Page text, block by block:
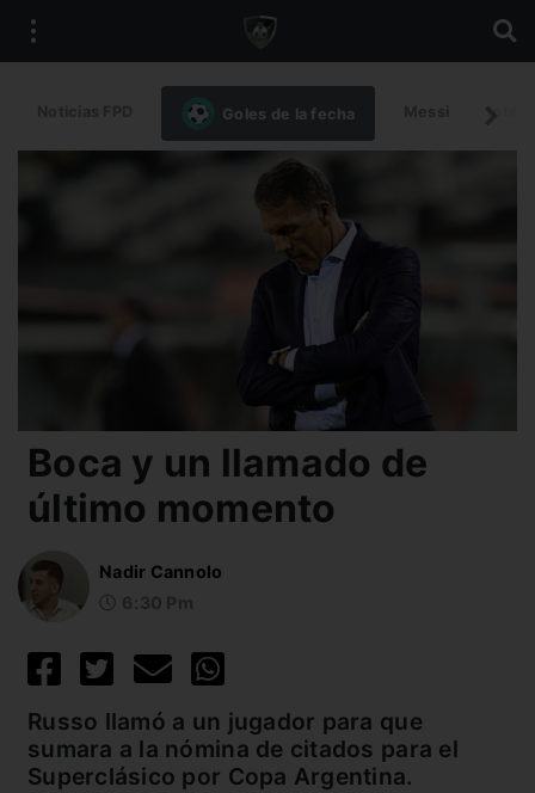
Goles de la fecha
Boca y un llamado de
último momento
Nadir Cannolo
Russo llamó a un jugador para que
sumara a la nómina de citados para el
Superclásico por Copa Argentina.